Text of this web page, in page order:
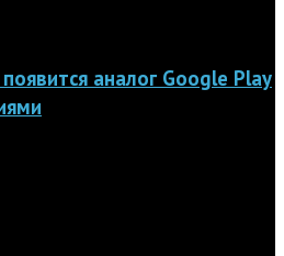
аналог Google Play